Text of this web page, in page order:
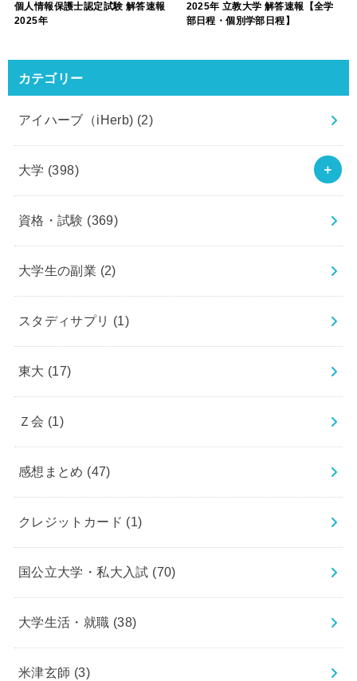
個人情報保護士認定試験 解答速報
2025年
2025年 立教大学 解答速報【全学
部日程・個別学部日程】
カテゴリー
アイハーブ（iHerb) (2)
大学 (398)
資格・試験 (369)
大学生の副業 (2)
スタディサプリ (1)
東大 (17)
Ｚ会 (1)
感想まとめ (47)
クレジットカード (1)
国公立大学・私大入試 (70)
大学生活・就職 (38)
米津玄師 (3)